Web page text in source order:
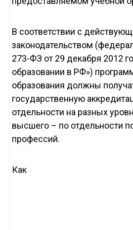
В соответствии с
законодательством
273-ФЗ от 29 декабря 2012
образовании в РФ»)
образования должны
государственную
отдельности на разных
высшего – по отдельности
профессий.
Как